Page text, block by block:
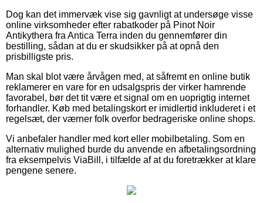
Dog kan det immervæk vise sig gavnligt at undersøge visse
online virksomheder efter rabatkoder på Pinot Noir
Antikythera fra Antica Terra inden du gennemfører din
bestilling, sådan at du er skudsikker på at opnå den
prisbilligste pris.
Man skal blot være årvågen med, at såfremt en online butik
reklamerer en vare for en udsalgspris der virker hamrende
favorabel, bør det tit være et signal om en uoprigtig internet
forhandler. Køb med betalingskort er imidlertid inkluderet i et
regelsæt, der værner folk overfor bedrageriske online shops.
Vi anbefaler handler med kort eller mobilbetaling. Som en
alternativ mulighed burde du anvende en afbetalingsordning
fra eksempelvis ViaBill, i tilfælde af at du foretrækker at klare
pengene senere.